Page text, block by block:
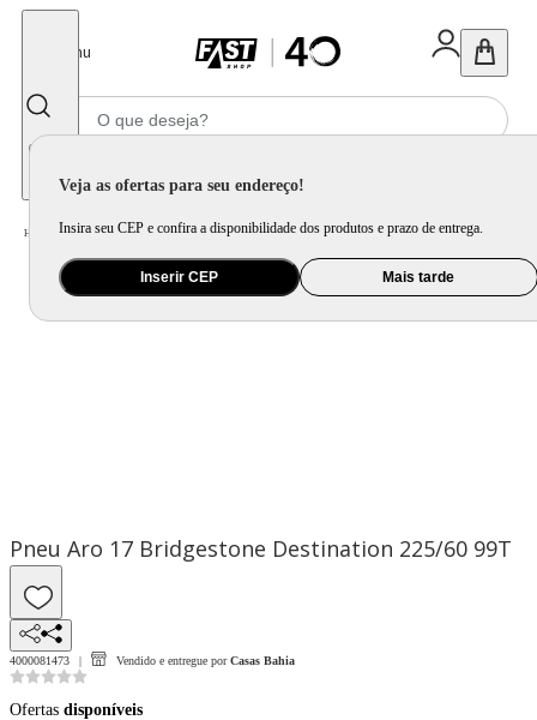
Menu
Veja as ofertas para seu endereço!
Insira seu CEP e confira a disponibilidade dos produtos e prazo de entrega.
Inserir CEP Mais tarde
Home Automotivo / Pneu
Pneu Aro 17 Bridgestone Destination 225/60 99T
4000081473 Vendido e entregue por Casas Bahia
Ofertas disponíveis